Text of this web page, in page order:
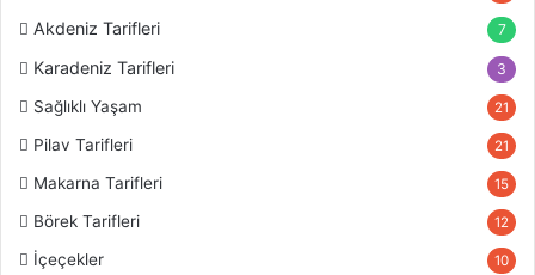
Akdeniz Tarifleri 7
Karadeniz Tarifleri 3
Sağlıklı Yaşam 21
Pilav Tarifleri 21
Makarna Tarifleri 15
Börek Tarifleri 12
İçeçekler 10